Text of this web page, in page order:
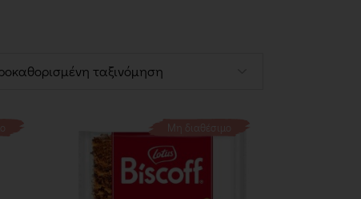
Συμπληρώματα
International Corner
Μη διαθέσιμο